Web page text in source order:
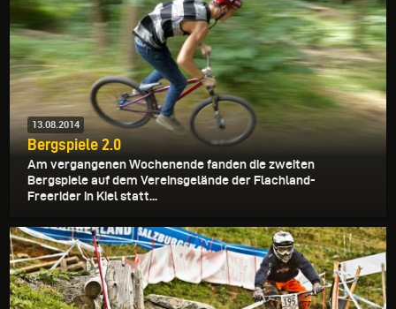
13.08.2014
Bergspiele 2.0
Am vergangenen Wochenende fanden die zweiten
Bergspiele auf dem Vereinsgelände der Flachland-
Freerider in Kiel statt...